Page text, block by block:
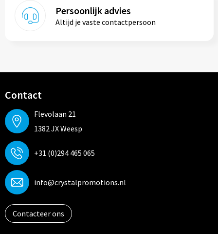
Persoonlijk advies
Altijd je vaste contactpersoon
Contact
Flevolaan 21
1382 JX Weesp
+31 (0)294 465 065
info@crystalpromotions.nl
Contacteer ons